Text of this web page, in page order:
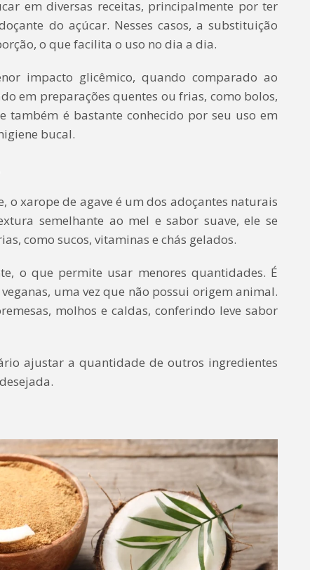
em diversas receitas, principalmente por ter
do açúcar. Nesses casos, a substituição
o que facilita o uso no dia a dia.
impacto glicêmico, quando comparado ao
em preparações quentes ou frias, como bolos,
também é bastante conhecido por seu uso em
bucal.
o xarope de agave é um dos adoçantes naturais
semelhante ao mel e sabor suave, ele se
como sucos, vitaminas e chás gelados.
o que permite usar menores quantidades. É
uma vez que não possui origem animal.
molhos e caldas, conferindo leve sabor
ajustar a quantidade de outros ingredientes